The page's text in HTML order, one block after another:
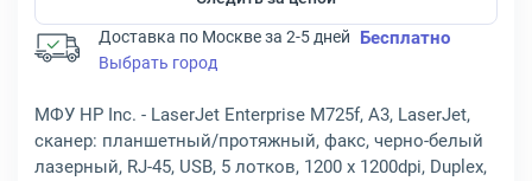
Доставка по Москве за 2-5 дней Бесплатно
Выбрать город
МФУ HP Inc. - LaserJet Enterprise M725f, A3, LaserJet,
сканер: планшетный/протяжный, факс, черно-белый
лазерный, RJ-45, USB, 5 лотков, 1200 x 1200dpi, Duplex,